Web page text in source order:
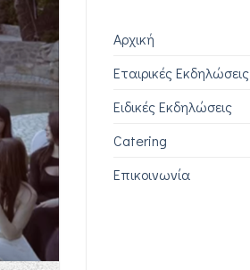
Αρχική
Εταιρικές Εκδηλώσεις
Ειδικές Εκδηλώσεις
Catering
Επικοινωνία